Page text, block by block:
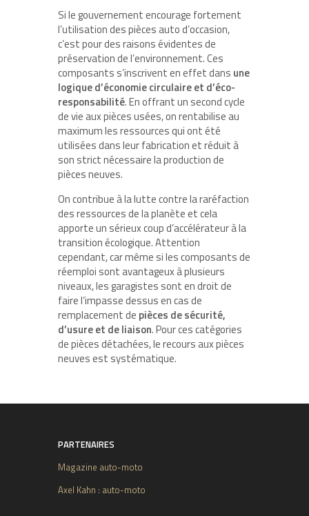
Si le gouvernement encourage fortement
l’utilisation des pièces auto d’occasion,
c’est pour des raisons évidentes de
préservation de l’environnement. Ces
composants s’inscrivent en effet dans une
logique d’économie circulaire et d’éco-
responsabilité. En offrant un second cycle
de vie aux pièces usées, on rentabilise au
maximum les ressources qui ont été
utilisées dans leur fabrication et réduit à
son strict nécessaire la production de
pièces neuves.
On contribue à la lutte contre la raréfaction
des ressources de la planète et cela
apporte un sérieux coup d’accélérateur à la
transition écologique. Attention
cependant, car même si les composants de
réemploi sont avantageux à plusieurs
niveaux, les garagistes sont en droit de
faire l’impasse dessus en cas de
remplacement de pièces de sécurité,
d’usure et de liaison. Pour ces catégories
de pièces détachées, le recours aux pièces
neuves est systématique.
PARTENAIRES
Magazine auto-moto
Axel Kahn : auto-moto